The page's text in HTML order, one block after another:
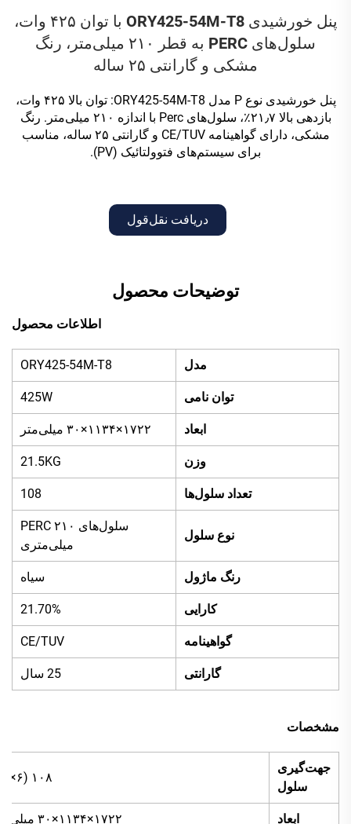
پنل خورشیدی ORY425-54M-T8 با توان ۴۲۵ وات،
سلول‌های PERC به قطر ۲۱۰ میلی‌متر، رنگ
مشکی و گارانتی ۲۵ ساله
پنل خورشیدی نوع P مدل ORY425-54M-T8: توان بالا ۴۲۵ وات،
بازدهی بالا ۲۱٫۷٪، سلول‌های Perc با اندازه ۲۱۰ میلی‌متر. رنگ
مشکی، دارای گواهینامه CE/TUV و گارانتی ۲۵ ساله، مناسب
برای سیستم‌های فتوولتائیک (PV).
دریافت نقل‌قول
توضیحات محصول
اطلاعات محصول
مدل ORY425-54M-T8
توان نامی 425W
ابعاد ۱۷۲۲×۱۱۳۴×۳۰ میلی‌متر
وزن 21.5KG
تعداد سلول‌ها 108
نوع سلول
سلول‌های PERC ۲۱۰
میلی‌متری
رنگ ماژول سیاه
کارایی 21.70%
گواهینامه CE/TUV
گارانتی 25 سال
مشخصات
جهت‌گیری
سلول
۱۰۸ (۶×۱۸)
ابعاد ۱۷۲۲×۱۱۳۴×۳۰ میلی‌متر